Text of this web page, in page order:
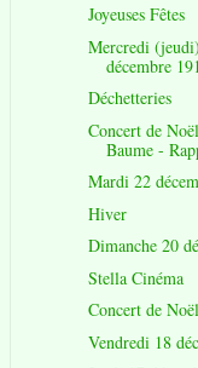
Joyeuses Fêtes
Mercredi
décembre
Déchetteries
Concert de
Baume -
Mardi 22
Hiver
Dimanche 20
Stella Cinéma
Concert de
Vendredi 18